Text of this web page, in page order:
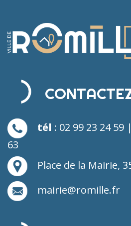
tél : 02 99 23 24 59 |
63
Place de la Mairie,
mairie@romille.fr